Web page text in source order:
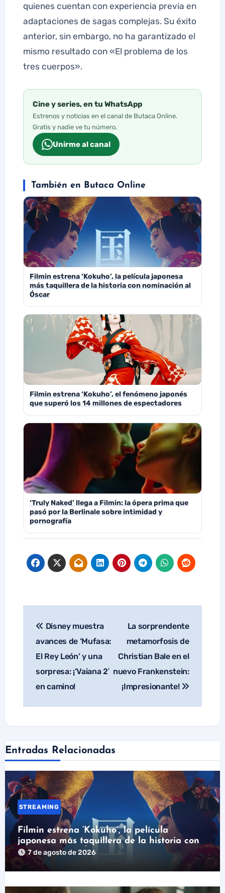
quienes cuentan con experiencia previa en
adaptaciones de sagas complejas. Su éxito
anterior, sin embargo, no ha garantizado el
mismo resultado con «El problema de los
tres cuerpos».
Cine y series, en tu WhatsApp
Estrenos y noticias en el canal de Butaca Online.
Gratis y nadie ve tu número.
Unirme al canal
También en Butaca Online
Filmin estrena ‘Kokuho’, la película japonesa
más taquillera de la historia con nominación al
Óscar
Filmin estrena ‘Kokuho’, el fenómeno japonés
que superó los 14 millones de espectadores
‘Truly Naked’ llega a Filmin: la ópera prima que
pasó por la Berlinale sobre intimidad y
pornografía
Navegación
Disney muestra
avances de ‘Mufasa:
El Rey León’ y una
sorpresa: ¡’Vaiana 2′
en camino!
La sorprendente
metamorfosis de
Christian Bale en el
nuevo Frankenstein:
¡Impresionante!
Entradas Relacionadas
STREAMING
Filmin estrena ‘Kokuho’, la película
japonesa más taquillera de la historia con
nominación al Óscar
7 de agosto de 2026